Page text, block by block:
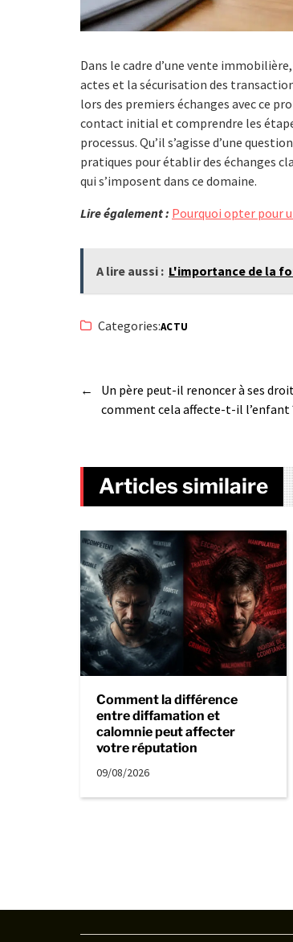
Dans le cadre d’une vente
actes et la sécurisation des
lors des premiers échanges avec ce
contact initial et comprendre les
processus. Qu’il s’agisse d’une
pratiques pour établir des échanges
qui s’imposent dans ce domaine.
Lire également : Pourquoi opter pour
A lire aussi : L'importance de la
Categories:ACTU
←
Un père peut-il renoncer à ses
comment cela affecte-t-il l’enfant
Articles similaire
Comment la différence
entre diffamation et
calomnie peut affecter
votre réputation
09/08/2026